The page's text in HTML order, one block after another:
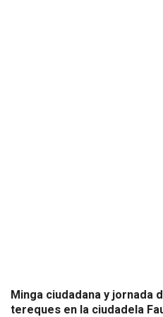
Minga ciudadana y jornada
tereques en la ciudadela